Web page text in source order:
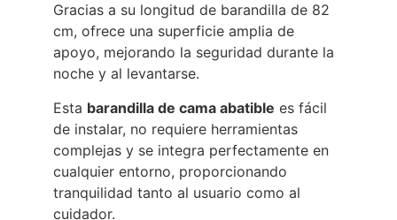
Gracias a su longitud de barandilla de 82
cm, ofrece una superficie amplia de
apoyo, mejorando la seguridad durante la
noche y al levantarse.
Esta barandilla de cama abatible es fácil
de instalar, no requiere herramientas
complejas y se integra perfectamente en
cualquier entorno, proporcionando
tranquilidad tanto al usuario como al
cuidador.